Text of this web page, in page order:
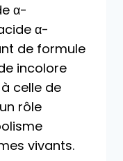
α-
α-
de formule
incolore
celle de
rôle
vivants.